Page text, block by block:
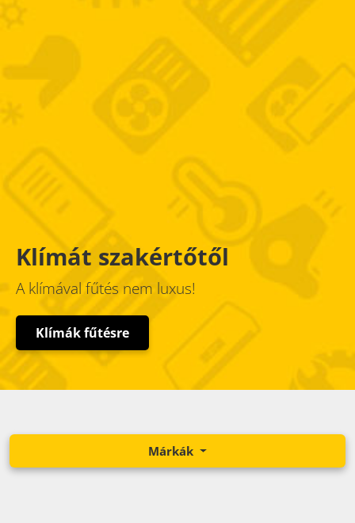
Klímát szakértőtől
A klímával fűtés nem luxus!
Klímák fűtésre
Márkák